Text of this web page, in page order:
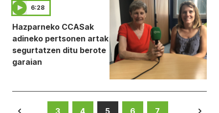
6:28
Hazparneko CCASak
adineko pertsonen artak
segurtatzen ditu berote
garaian
3 4 5 6 7